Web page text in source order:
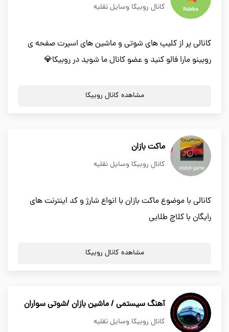
کانال روبیکا وسایل نقلیه
کانالی پر از کلیپ های شوتی و ماشین های اسپرت صفحه ی
روبینو مارا فالو کنید و عضو کانال ما شوید در روبیکا💎
مشاهده کانال روبیکا
ماکت بازان
کانال روبیکا وسایل نقلیه
کانالی با موضوع ماکت بازان با انواع شارژ و کد اینترنت های
رایگان با کلاچ طلایی
مشاهده کانال روبیکا
آهنگ سیستمی / ماشین بازان /شوتی سواران
کانال روبیکا وسایل نقلیه